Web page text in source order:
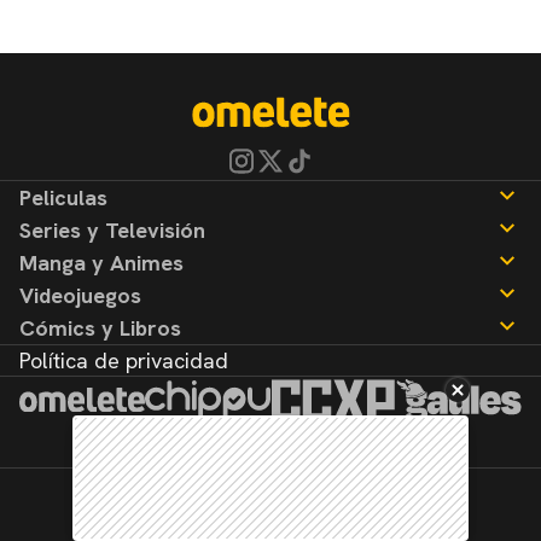
Peliculas
Noticias
Reseñas
Series y Televisión
Noticias
Reseñas
Manga y Animes
Noticias
Reseñas
Videojuegos
Noticias
Reseñas
Cómics y Libros
Noticias
Reseñas
Política de privacidad
©2026. Todos los derechos reservados.